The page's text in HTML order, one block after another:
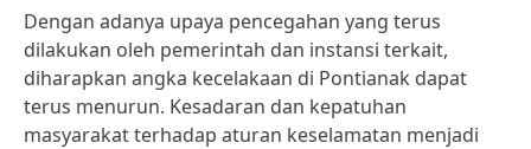
Dengan adanya upaya pencegahan yang terus
dilakukan oleh pemerintah dan instansi terkait,
diharapkan angka kecelakaan di Pontianak dapat
terus menurun. Kesadaran dan kepatuhan
masyarakat terhadap aturan keselamatan menjadi